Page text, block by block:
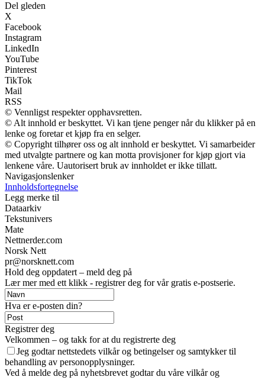
Del gleden
X
Facebook
Instagram
LinkedIn
YouTube
Pinterest
TikTok
Mail
RSS
© Vennligst respekter opphavsretten.
© Alt innhold er beskyttet. Vi kan tjene penger når du klikker på en
lenke og foretar et kjøp fra en selger.
© Copyright tilhører oss og alt innhold er beskyttet. Vi samarbeider
med utvalgte partnere og kan motta provisjoner for kjøp gjort via
lenkene våre. Uautorisert bruk av innholdet er ikke tillatt.
Navigasjonslenker
Innholdsfortegnelse
Legg merke til
Dataarkiv
Tekstunivers
Mate
Nettnerder.com
Norsk Nett
pr@norsknett.com
Hold deg oppdatert – meld deg på
Lær mer med ett klikk - registrer deg for vår gratis e-postserie.
Hva er e-posten din?
Registrer deg
Velkommen – og takk for at du registrerte deg
Jeg godtar nettstedets vilkår og betingelser og samtykker til
behandling av personopplysninger.
Ved å melde deg på nyhetsbrevet godtar du våre vilkår og